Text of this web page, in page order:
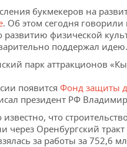
букмекеров на
. Об этом сегодня
развитию физической
поддержал идею.
парк аттракционов
появится Фонд защиты
президент РФ
известно, что
через Оренбургский
за работы за 752,6